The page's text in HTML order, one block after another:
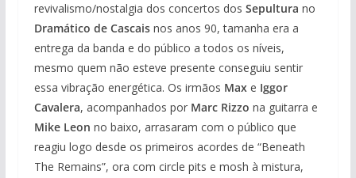
revivalismo/nostalgia dos concertos dos Sepultura no
Dramático de Cascaisnos anos 90, tamanha era a
entrega da banda e do público a todos os níveis,
mesmo quem não esteve presente conseguiu sentir
essa vibração energética. Os irmãos Maxe Iggor
Cavalera, acompanhados por Marc Rizzo na guitarra e
Mike Leon no baixo, arrasaram com o público que
reagiu logo desde os primeiros acordes de “Beneath
The Remains”, ora com circle pits e mosh à mistura,